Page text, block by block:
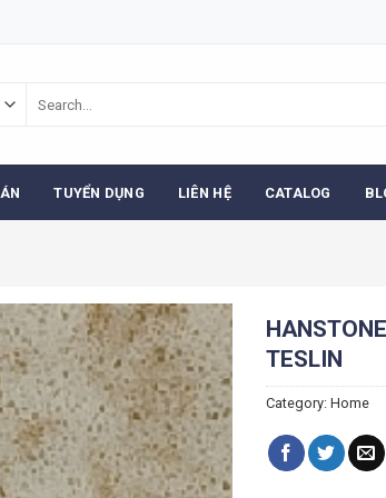
for:
TUYỂN DỤNG LIÊN HỆ CATALOG
TESLIN
Category: Home